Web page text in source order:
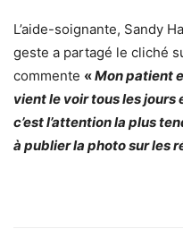
L’aide-soignante, Sandy
geste a partagé le cliché
commente «Mon patient
vient le voir tous les
c’est l’at­ten­tion la plus
à publier la photo sur les